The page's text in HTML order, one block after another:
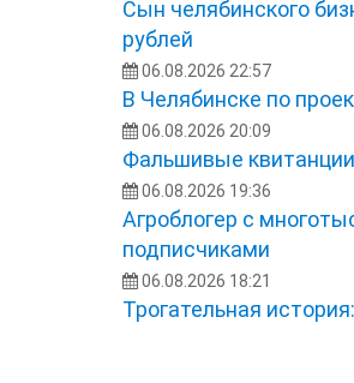
Сын челябинского
рублей
06.08.2026 22:57
В Челябинске по
06.08.2026 20:09
Фальшивые
06.08.2026 19:36
Агроблогер с
подписчиками
06.08.2026 18:21
Трогательная